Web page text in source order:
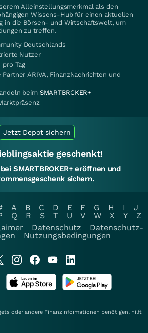
Alleinstellungsmerkmal als den
Wissens-Hub für einen aktuellen
in die Börsen- und Wirtschaftswelt, um
zu treffen.
Deutschlands
Nutzer
pro Tag
Partner ARIVA, FinanzNachrichten und
beim SMARTBROKER+
Jetzt Depot sichern
geschenkt!
SMARTBROKER+ eröffnen und
sichern.
A B C D E F G H I
J
Q R S T U V W X Y
Z
Datenschutz
Datenschutz-
Nutzungsbedingungen
oder andere Finanzinformationen benötigen, hilft